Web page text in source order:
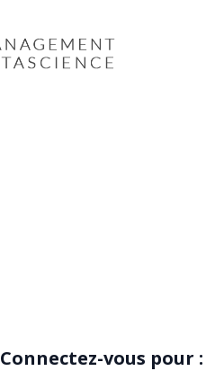
Connectez-vous pour :